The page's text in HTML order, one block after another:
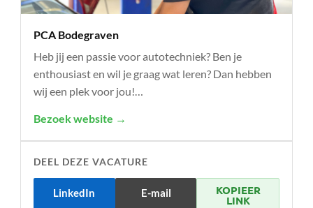
PCA Bodegraven
Heb jij een passie voor autotechniek? Ben je
enthousiast en wil je graag wat leren? Dan hebben
wij een plek voor jou!…
Bezoek website →
DEEL DEZE VACATURE
LinkedIn E-mail KOPIEER
LINK